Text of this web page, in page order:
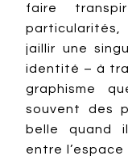
faire
jaillir une
identité – à
graphisme
souvent des
belle quand
entre l’espace